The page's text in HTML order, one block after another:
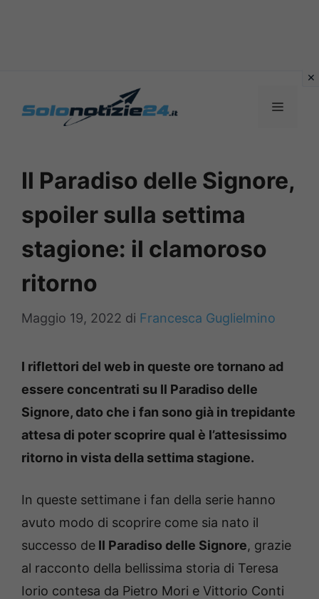
MENU
Il Paradiso delle Signore,
spoiler sulla settima
stagione: il clamoroso
ritorno
Maggio 19, 2022 di Francesca Guglielmino
I riflettori del web in queste ore tornano ad
essere concentrati su Il Paradiso delle
Signore, dato che i fan sono già in trepidante
attesa di poter scoprire qual è l’attesissimo
ritorno in vista della settima stagione.
In queste settimane i fan della serie hanno
avuto modo di scoprire come sia nato il
successo de Il Paradiso delle Signore, grazie
al racconto della bellissima storia di Teresa
Iorio contesa da Pietro Mori e Vittorio Conti